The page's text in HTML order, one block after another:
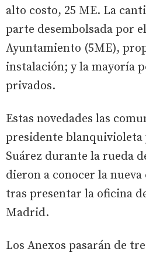
alto costo, 25 ME. La
parte desembolsada por
Ayuntamiento (5ME),
instalación; y la mayoría
privados.
Estas novedades las
presidente blanquivioleta
Suárez durante la rueda
dieron a conocer la
tras presentar la oficina
Madrid.
Los Anexos pasarán de